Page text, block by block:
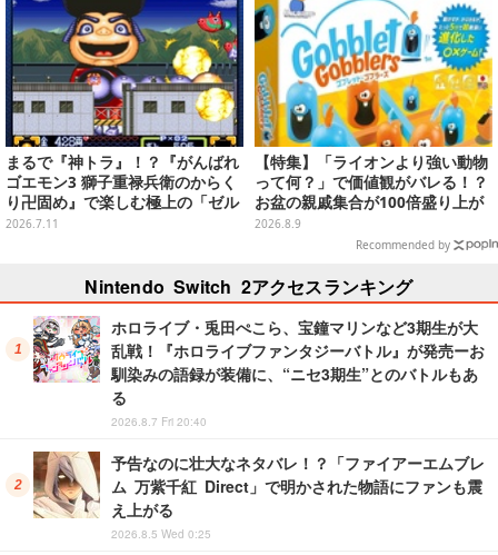
まるで『神トラ』！？『がんばれ
ゴエモン3 獅子重禄兵衛のからく
り卍固め』で楽しむ極上の「ゼル
ダ要素」
2026.7.11
【特集】「ライオンより強い動物
って何？」で価値観がバレる！？
お盆の親戚集合が100倍盛り上が
るおすすめボードゲーム5選
2026.8.9
Recommended by
Nintendo Switch 2アクセスランキング
ホロライブ・兎田ぺこら、宝鐘マリンなど3期生が大
乱戦！『ホロライブファンタジーバトル』が発売ーお
馴染みの語録が装備に、“ニセ3期生”とのバトルもあ
る
2026.8.7 Fri 20:40
予告なのに壮大なネタバレ！？「ファイアーエムブレ
ム 万紫千紅 Direct」で明かされた物語にファンも震
え上がる
2026.8.5 Wed 0:25